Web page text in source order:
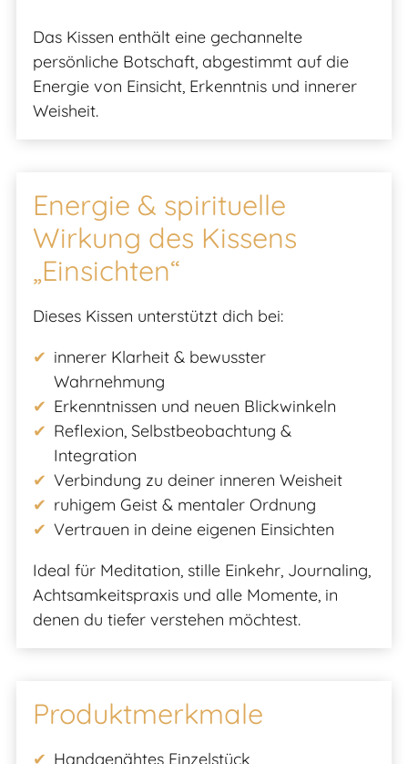
Das Kissen enthält eine gechannelte
persönliche Botschaft, abgestimmt auf die
Energie von Einsicht, Erkenntnis und innerer
Weisheit.
Energie & spirituelle
Wirkung des Kissens
„Einsichten“
Dieses Kissen unterstützt dich bei:
innerer Klarheit & bewusster
Wahrnehmung
Erkenntnissen und neuen Blickwinkeln
Reflexion, Selbstbeobachtung &
Integration
Verbindung zu deiner inneren Weisheit
ruhigem Geist & mentaler Ordnung
Vertrauen in deine eigenen Einsichten
Ideal für Meditation, stille Einkehr, Journaling,
Achtsamkeitspraxis und alle Momente, in
denen du tiefer verstehen möchtest.
Produktmerkmale
Handgenähtes Einzelstück